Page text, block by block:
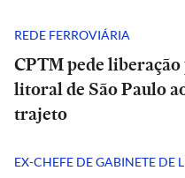
REDE FERROVIÁRIA
CPTM pede
litoral de São Paulo
trajeto
EX-CHEFE DE GABINETE DE